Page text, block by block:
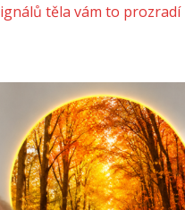
těla vám to prozradí